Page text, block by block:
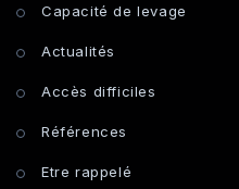
Capacité de levage
Actualités
Accès difficiles
Références
Etre rappelé